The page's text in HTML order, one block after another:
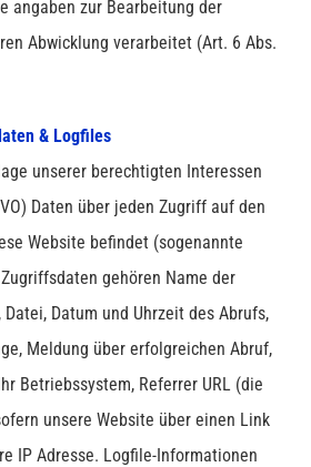
angaben zur Bearbeitung der
Abwicklung verarbeitet (Art. 6 Abs.
& Logfiles
unserer berechtigten Interessen
Daten über jeden Zugriff auf den
Website befindet (sogenannte
gehören Name der
Datum und Uhrzeit des Abrufs,
Meldung über erfolgreichen Abruf,
Betriebssystem, Referrer URL (die
unsere Website über einen Link
IP Adresse. Logfile-Informationen